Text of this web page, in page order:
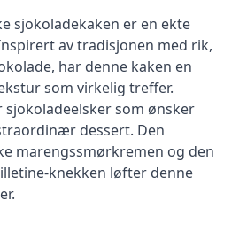
sjokoladekaken er en ekte
av tradisjonen med rik,
har denne kaken en
som virkelig treffer.
som ønsker
dessert. Den
marengssmørkremen og den
knekken løfter denne